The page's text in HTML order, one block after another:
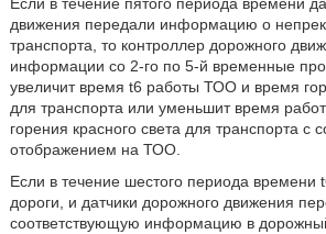
движения передали информацию о
транспорта, то контроллер дорожного
информации со 2-го по 5-й временные
увеличит время t6 работы ТОО и время
для транспорта или уменьшит время
горения красного света для транспорта с
отображением на ТОО.
Если в течение шестого периода времени
дороги, и датчики дорожного движения
соответствующую информацию в